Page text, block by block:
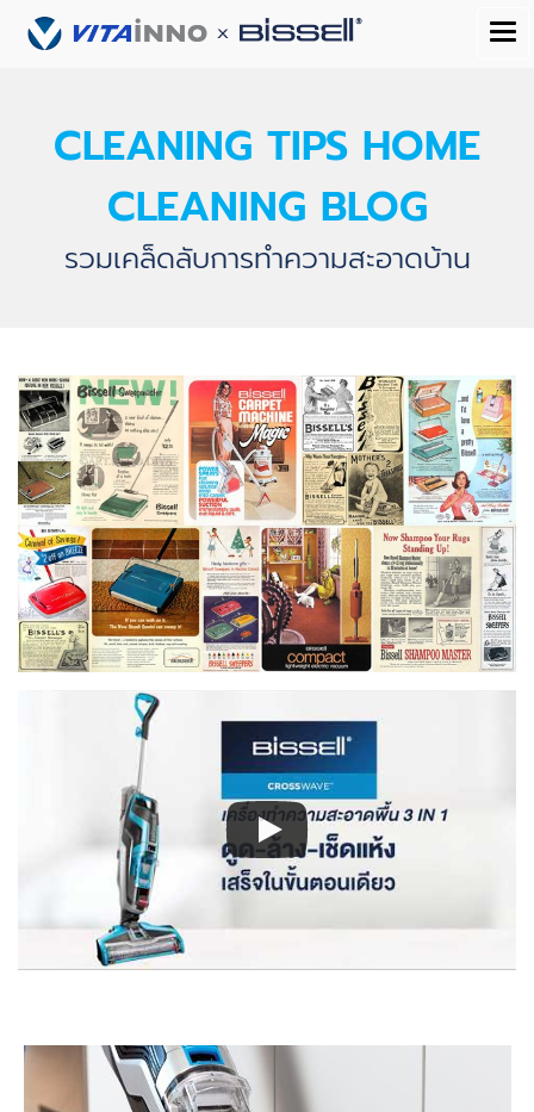
CLEANING TIPS HOME
CLEANING BLOG
รวมเคล็ดลับการทำความสะอาดบ้าน